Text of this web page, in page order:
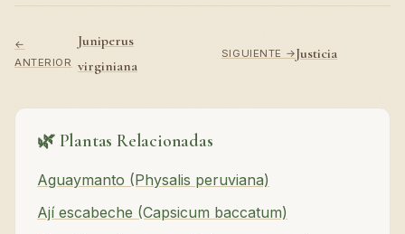
←
ANTERIOR
Juniperus
virginiana
SIGUIENTE →Justicia
🌿 Plantas Relacionadas
Aguaymanto (Physalis peruviana)
Ají escabeche (Capsicum baccatum)